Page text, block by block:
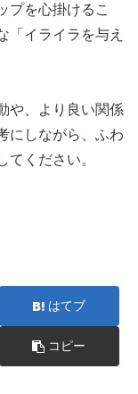
プを心掛けるこ
「イライラを与え
や、より良い関係
にしながら、ふわ
ください。
はてブ
コピー